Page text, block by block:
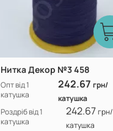
Нитка Декор №3 458
Опт від 1
катушка
242.67грн/
катушка
Роздріб від 1
катушка
242.67грн/
катушка